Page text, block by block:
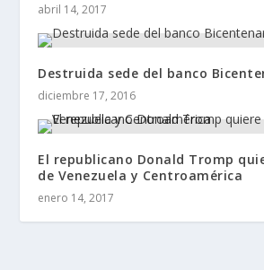
abril 14, 2017
Destruida sede del banco
diciembre 17, 2016
El republicano Donald Tromp
de Venezuela y Centroamérica
enero 14, 2017